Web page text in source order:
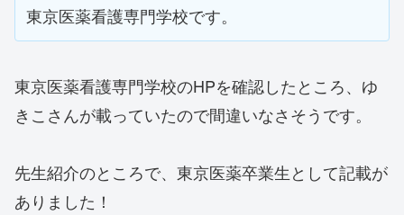
東京医薬看護専門学校です。
東京医薬看護専門学校のHPを確認したところ、ゆ
きこさんが載っていたので間違いなさそうです。
先生紹介のところで、東京医薬卒業生として記載が
ありました！